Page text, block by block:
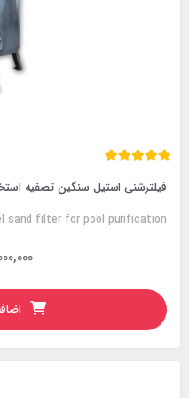
فیلترشنی استیل سنگین تصفیه استخر
sand filter for pool purification